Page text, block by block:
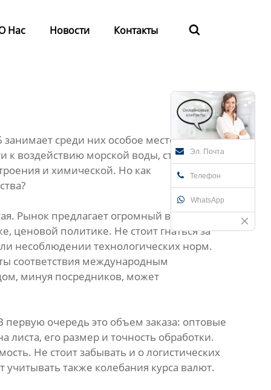
Нас Новости Контакты 
Эл. Почта
Телефон
WhatsApp
среди них особое место.
к воздействию морской воды, сталь 316
и химической. Но как
Рынок предлагает огромный выбор
ценовой политике. Не стоит гнаться за
несоблюдении технологических норм.
соответствия международным
минуя посредников, может
очередь это объем заказа: оптовые
его размер и точность обработки.
Не стоит забывать и о логистических
также колебания курса валют.